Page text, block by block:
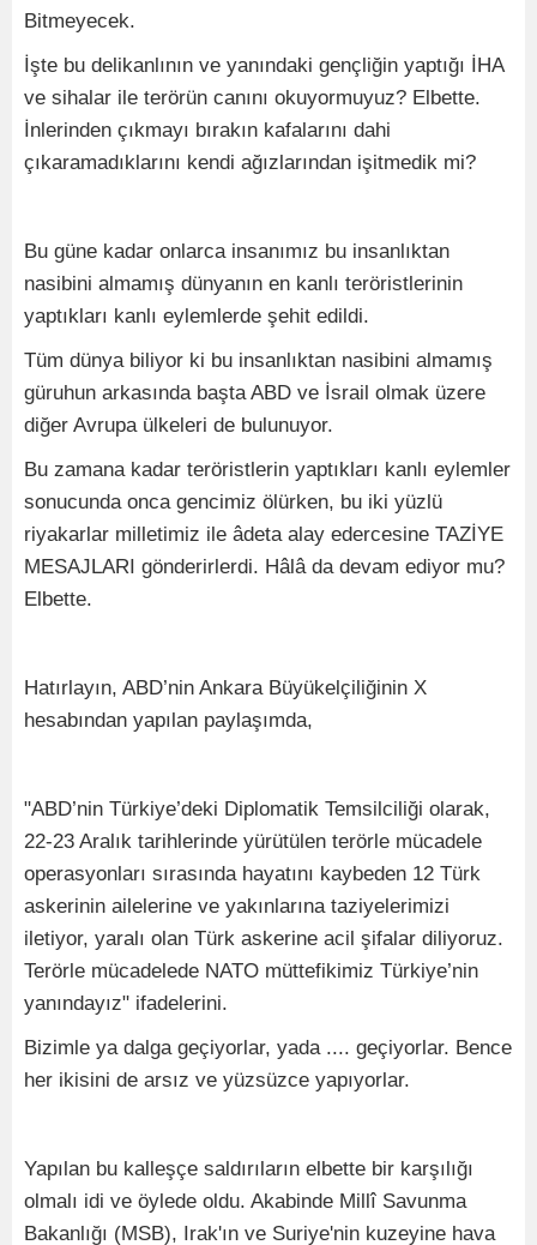
Bitmeyecek.
İşte bu delikanlının ve yanındaki gençliğin yaptığı İHA
ve sihalar ile terörün canını okuyormuyuz? Elbette.
İnlerinden çıkmayı bırakın kafalarını dahi
çıkaramadıklarını kendi ağızlarından işitmedik mi?
Bu güne kadar onlarca insanımız bu insanlıktan
nasibini almamış dünyanın en kanlı teröristlerinin
yaptıkları kanlı eylemlerde şehit edildi.
Tüm dünya biliyor ki bu insanlıktan nasibini almamış
güruhun arkasında başta ABD ve İsrail olmak üzere
diğer Avrupa ülkeleri de bulunuyor.
Bu zamana kadar teröristlerin yaptıkları kanlı eylemler
sonucunda onca gencimiz ölürken, bu iki yüzlü
riyakarlar milletimiz ile âdeta alay edercesine TAZİYE
MESAJLARI gönderirlerdi. Hâlâ da devam ediyor mu?
Elbette.
Hatırlayın, ABD’nin Ankara Büyükelçiliğinin X
hesabından yapılan paylaşımda,
"ABD’nin Türkiye’deki Diplomatik Temsilciliği olarak,
22-23 Aralık tarihlerinde yürütülen terörle mücadele
operasyonları sırasında hayatını kaybeden 12 Türk
askerinin ailelerine ve yakınlarına taziyelerimizi
iletiyor, yaralı olan Türk askerine acil şifalar diliyoruz.
Terörle mücadelede NATO müttefikimiz Türkiye’nin
yanındayız" ifadelerini.
Bizimle ya dalga geçiyorlar, yada .... geçiyorlar. Bence
her ikisini de arsız ve yüzsüzce yapıyorlar.
Yapılan bu kalleşçe saldırıların elbette bir karşılığı
olmalı idi ve öylede oldu. Akabinde Millî Savunma
Bakanlığı (MSB), Irak'ın ve Suriye'nin kuzeyine hava